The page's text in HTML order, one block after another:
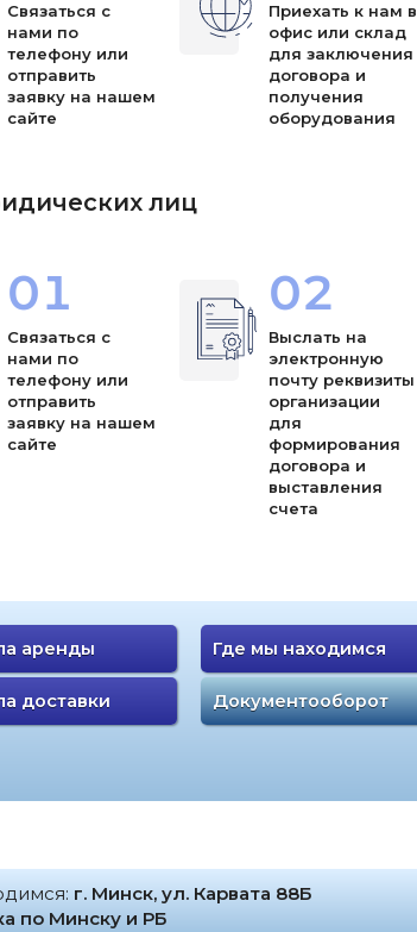
Связаться с
нами по
телефону или
отправить
заявку на нашем
сайте
Приехать к нам в
офис или склад
для заключения
договора и
получения
оборудования
лиц
01
Связаться с
нами по
телефону или
отправить
заявку на нашем
сайте
02
Выслать на
электронную
почту реквизиты
организации
для
формирования
договора и
выставления
счета
аренды
доставки
Где мы находимся
Документооборот
г. Минск, ул. Карвата 88Б
по Минску и РБ